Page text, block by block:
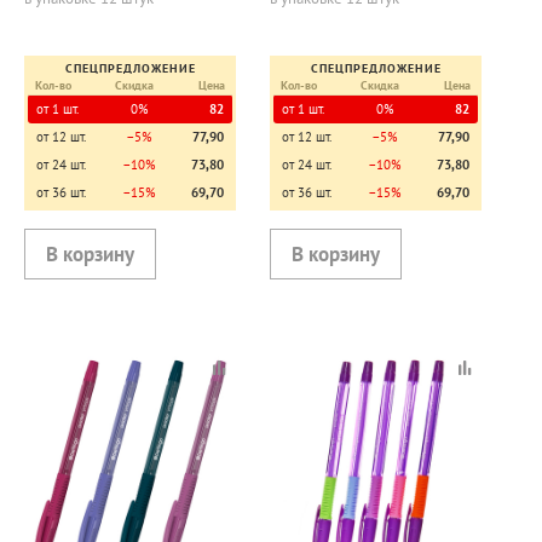
пониженной вязкостью,
стержня 1
СПЕЦПРЕДЛОЖЕНИЕ
Кол-во
Скидка Цена
от 1 шт. 0%
82
от 12 шт.
−5%
77,90
от 24 шт.
−10%
73,80
от 36 шт.
−15% 69,70
пониженной вязкостью,
стержня
СПЕЦПРЕДЛОЖЕНИЕ
Кол-во
Скидка Цена
от 1 шт. 0%
82
от 12 шт.
−5%
77,90
от 24 шт.
−10%
73,80
от 36 шт.
−15% 69,70